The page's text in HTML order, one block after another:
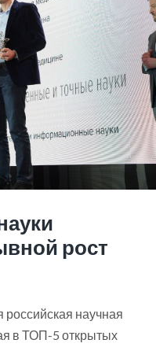
рост
научная
в ТОП-5 открытых